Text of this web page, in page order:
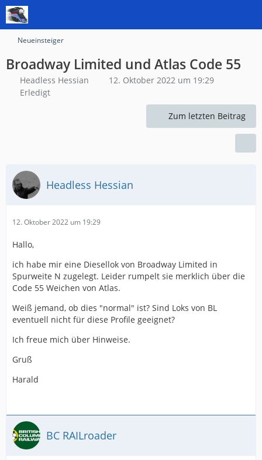
Neueinsteiger
Broadway Limited und Atlas Code 55
Headless Hessian
12. Oktober 2022 um 19:29
Erledigt
Zum letzten Beitrag
Headless Hessian
12. Oktober 2022 um 19:29
Hallo,
ich habe mir eine Diesellok von Broadway Limited in
Spurweite N zugelegt. Leider rumpelt sie merklich über die
Code 55 Weichen von Atlas.
Weiß jemand, ob dies "normal" ist? Sind Loks von BL
eventuell nicht für diese Profile geeignet?
Ich freue mich über Hinweise.
Gruß
Harald
BC RAILroader